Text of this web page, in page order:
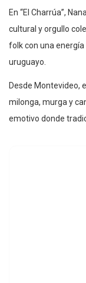
En “El Charrúa”,
cultural y orgullo
folk con una
uruguayo.
Desde Montevideo,
milonga, murga y
emotivo donde